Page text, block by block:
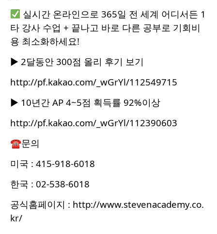
실시간 온라인으로 365일 전 세계 어디서든 1
타 강사 수업 + 끝나고 바로 다른 공부로 기회비
용 최소화하세요!
▶ 2달동안 300점 올리 후기 보기
http://pf.kakao.com/_wGrYl/112549715
▶ 10년간 AP 4~5점 획득률 92%이상
http://pf.kakao.com/_wGrYl/112390603
☎문의
미국 : 415-918-6018
한국 : 02-538-6018
공식홈페이지 : http://www.stevenacademy.co.
kr/